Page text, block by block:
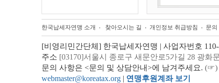
한국납세자연맹 소개 찾아오시는 길 개인정보 취급방침 문
[비영리민간단체] 한국납세자연맹 | 사업자번호
주소 [03170]서울시 종로구 새문안로5가길 28 광화
문의 사항은 <문의 및 상담안내>에 남겨주세요. (☞)
webmaster@koreatax.org | 연맹후원계좌 보기